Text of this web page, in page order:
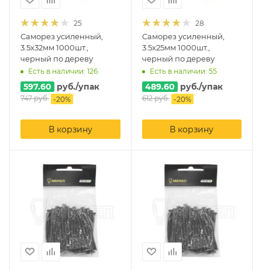
25
Саморез усиленный,
3.5х32мм 1000шт.,
черный по дереву
Есть в наличии: 126
597.60 руб./упак
747руб. -20%
В корзину
28
Саморез усиленный,
3.5х25мм 1000шт.,
черный по дереву
Есть в наличии: 55
489.60 руб./упак
612руб. -20%
В корзину